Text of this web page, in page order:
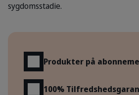
sygdomsstadie.
Produkter på
100%